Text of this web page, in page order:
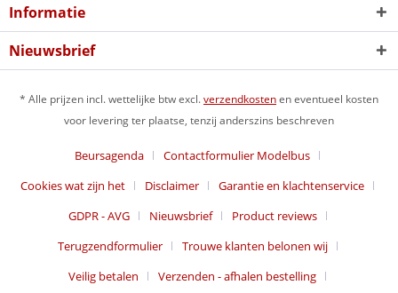
Informatie
Nieuwsbrief
* Alle prijzen incl. wettelijke btw excl.verzendkostenen eventueel kosten
voor levering ter plaatse, tenzij anderszins beschreven
Beursagenda
Contactformulier Modelbus
Cookies wat zijn het
Disclaimer
Garantie en klachtenservice
GDPR - AVG
Nieuwsbrief
Product reviews
Terugzendformulier
Trouwe klanten belonen wij
Veilig betalen
Verzenden - afhalen bestelling